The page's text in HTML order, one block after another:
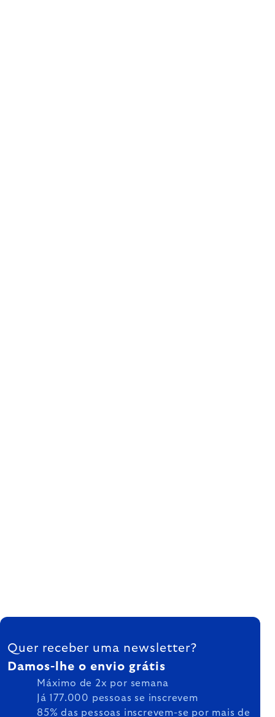
FOOTER
Quer receber uma newsletter?
Damos-lhe o envio grátis
Máximo de 2x por semana
Já 177.000 pessoas se inscrevem
85% das pessoas inscrevem-se por mais de